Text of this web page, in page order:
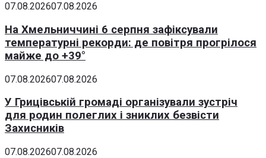
07.08.202607.08.2026
На Хмельниччині 6 серпня зафіксували
температурні рекорди: де повітря прогрілося
майже до +39°
07.08.202607.08.2026
У Грицівській громаді організували зустріч
для родин полеглих і зниклих безвісти
Захисників
07.08.202607.08.2026